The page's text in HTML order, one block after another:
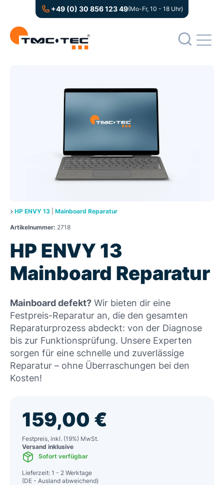
+49 (0) 30 856 123 49(Mo-Fr, 10 - 18 Uhr)
HP ENVY 13 Mainboard Reparatur
Artikelnummer: 2718
HP ENVY 13
Mainboard Reparatur
Mainboard defekt? Wir bieten dir eine
Festpreis-Reparatur an, die den gesamten
Reparaturprozess abdeckt: von der Diagnose
bis zur Funktionsprüfung. Unsere Experten
sorgen für eine schnelle und zuverlässige
Reparatur – ohne Überraschungen bei den
Kosten!
159,00 €
Festpreis, inkl. (19%) MwSt.
Versand inklusive
Sofort verfügbar
Lieferzeit: 1 - 2 Werktage
(DE - Ausland abweichend)